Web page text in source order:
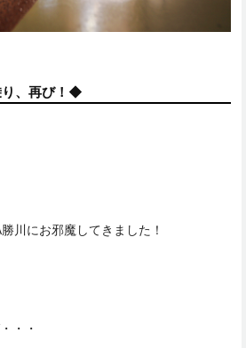
、再び！◆
川にお邪魔してきました！
・・